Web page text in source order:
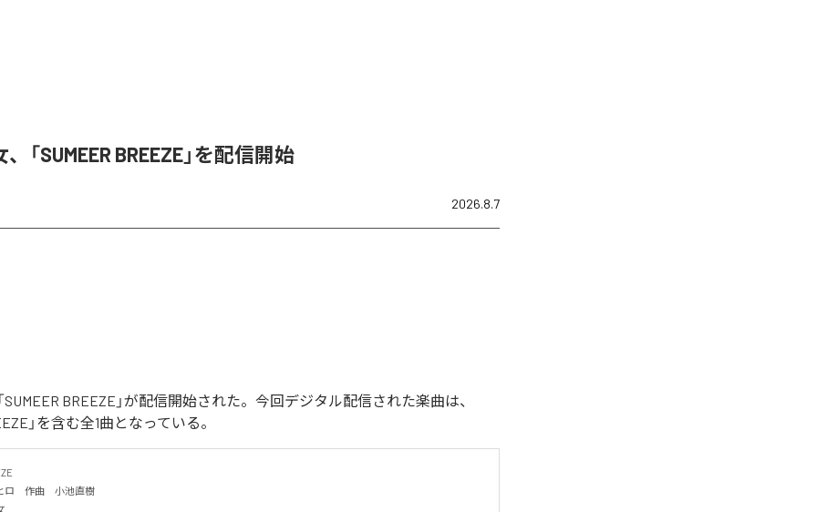
「SUMEER BREEZE」を配信開始
2026.8.7
BREEZE」が配信開始された。今回デジタル配信された楽曲は、
」を含む全1曲となっている。
ロ　作曲　小池直樹